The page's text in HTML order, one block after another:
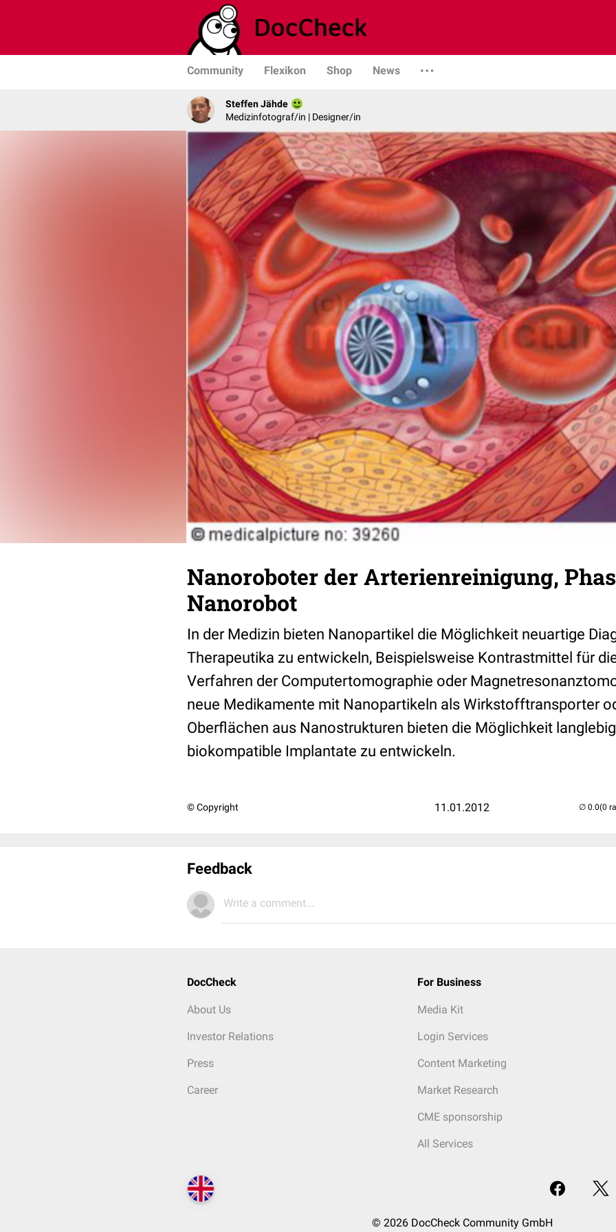
Community Flexikon Shop News
Steffen Jähde
Medizinfotograf/in | Designer/in
Nanoroboter der Arterienreinigung,
Nanorobot
In der Medizin bieten Nanopartikel die Möglichkeit neuartige
Therapeutika zu entwickeln, Beispielsweise Kontrastmittel für
Verfahren der Computertomographie oder
neue Medikamente mit Nanopartikeln als Wirkstofftransporter
Oberflächen aus Nanostrukturen bieten die Möglichkeit
biokompatible Implantate zu entwickeln.
© Copyright 11.01.2012 (0
Feedback
Write a comment...
DocCheck
About Us
Investor Relations
Press
Career
For Business
Media Kit
Login Services
Content Marketing
Market Research
CME sponsorship
All Services
© 2026 DocCheck Community GmbH